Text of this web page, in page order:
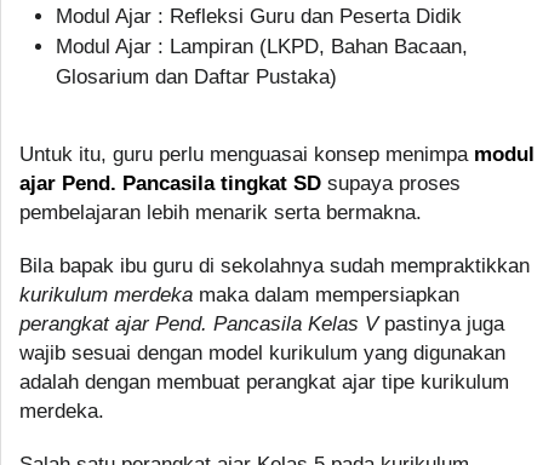
Modul Ajar : Refleksi Guru dan Peserta Didik
Modul Ajar : Lampiran (LKPD, Bahan Bacaan,
Glosarium dan Daftar Pustaka)
Untuk itu, guru perlu menguasai konsep menimpa modul
ajar Pend. Pancasila tingkat SD supaya proses
pembelajaran lebih menarik serta bermakna.
Bila bapak ibu guru di sekolahnya sudah mempraktikkan
kurikulum merdeka maka dalam mempersiapkan
perangkat ajar Pend. Pancasila Kelas Vpastinya juga
wajib sesuai dengan model kurikulum yang digunakan
adalah dengan membuat perangkat ajar tipe kurikulum
merdeka.